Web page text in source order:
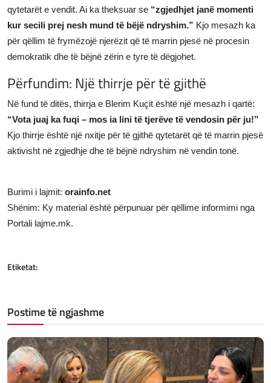
qytetarët e vendit. Ai ka theksuar se “zgjedhjet janë momenti
kur secili prej nesh mund të bëjë ndryshim.” Kjo mesazh ka
për qëllim të frymëzojë njerëzit që të marrin pjesë në procesin
demokratik dhe të bëjnë zërin e tyre të dëgjohet.
Përfundim: Një thirrje për të gjithë
Në fund të ditës, thirrja e Blerim Kuçit është një mesazh i qartë:
“Vota juaj ka fuqi – mos ia lini të tjerëve të vendosin për ju!”
Kjo thirrje është një nxitje për të gjithë qytetarët që të marrin pjesë
aktivisht në zgjedhje dhe të bëjnë ndryshim në vendin tonë.
Burimi i lajmit: orainfo.net
Shënim: Ky material është përpunuar për qëllime informimi nga
Portali lajme.mk.
Etiketat:
Postime të ngjashme